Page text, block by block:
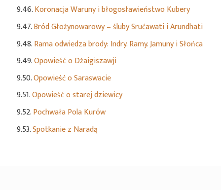
9.46.Koronacja Waruny i błogosławieństwo Kubery
9.47.Bród Głożynowarowy – śluby Srućawati i Arundhati
9.48.Rama odwiedza brody: Indry. Ramy. Jamuny i Słońca
9.49.Opowieść o Dźaigiszawji
9.50.Opowieść o Saraswacie
9.51.Opowieść o starej dziewicy
9.52.Pochwała Pola Kurów
9.53.Spotkanie z Naradą